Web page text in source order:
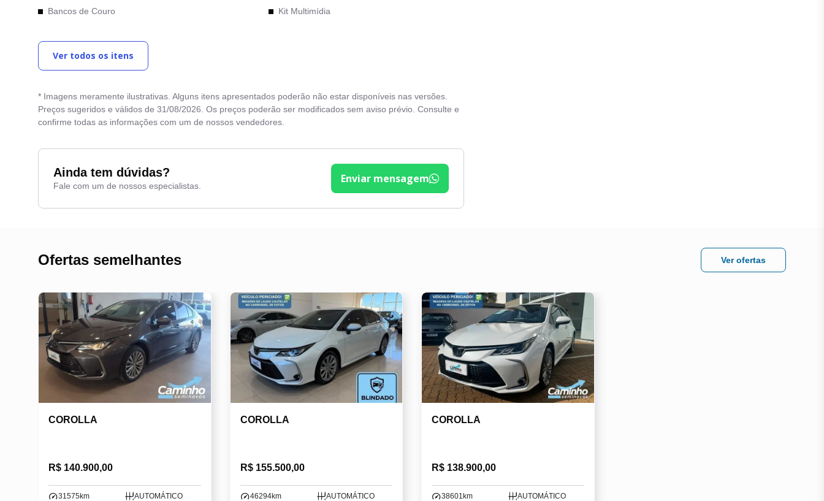
Bancos de Couro
Bluetooth
Camera de Re
Comandos no Volante
Computador de Bordo
Direção Eletrica
Kit Multimídia
Sensor de estacionamento
Teto Solar
Trava Eletrica
Volante com regulagem de altura
Ver todos os itens
* Imagens meramente ilustrativas. Alguns itens apresentados poderão não estar disponíveis nas versões.
Preços sugeridos e válidos de 31/08/2026. Os preços poderão ser modificados sem aviso prévio. Consulte e
confirme todas as informações com um de nossos vendedores.
Ainda tem dúvidas?
Fale com um de nossos especialistas.
Enviar mensagem
Ofertas semelhantes Ver ofertas
COROLLA
R$ 140.900,00
31575km AUTOMÁTICO
COROLLA
R$ 155.500,00
46294km AUTOMÁTICO
COROLLA
R$ 138.900,00
38601km AUTOMÁTICO